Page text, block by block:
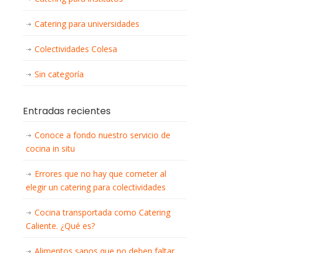
Catering para universidades
Colectividades Colesa
Sin categoría
Entradas recientes
Conoce a fondo nuestro servicio de
cocina in situ
Errores que no hay que cometer al
elegir un catering para colectividades
Cocina transportada como Catering
Caliente. ¿Qué es?